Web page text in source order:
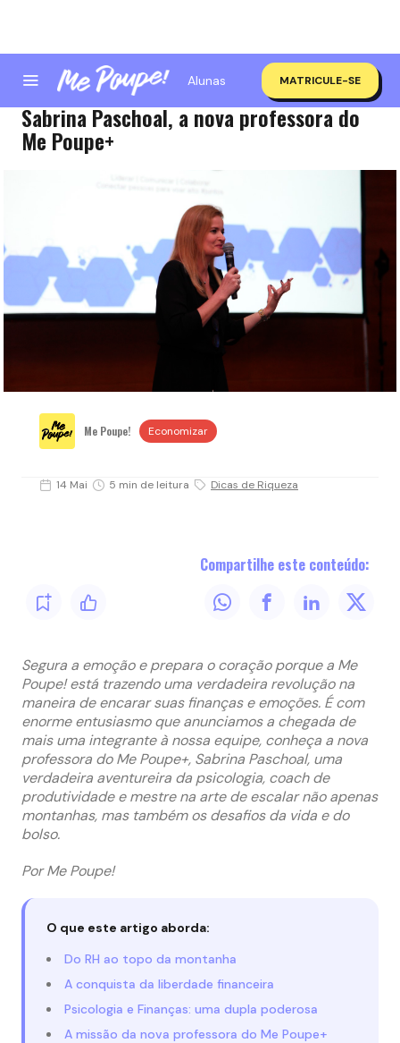
Alunas MATRICULE-SE
A escalada financeira e emocional com
Sabrina Paschoal, a nova professora do
Me Poupe+
Me Poupe! Economizar
14 Mai 5 min de leitura Dicas de Riqueza
Compartilhe este conteúdo:
Segura a emoção e prepara o coração porque a Me
Poupe! está trazendo uma verdadeira revolução na
maneira de encarar suas finanças e emoções. É com
enorme entusiasmo que anunciamos a chegada de
mais uma integrante à nossa equipe, conheça a nova
professora do Me Poupe+, Sabrina Paschoal, uma
verdadeira aventureira da psicologia, coach de
produtividade e mestre na arte de escalar não apenas
montanhas, mas também os desafios da vida e do
bolso.
Por Me Poupe!
O que este artigo aborda:
Do RH ao topo da montanha
A conquista da liberdade financeira
Psicologia e Finanças: uma dupla poderosa
A missão da nova professora do Me Poupe+